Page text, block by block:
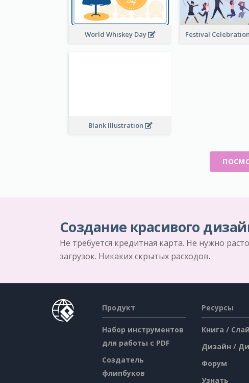
World Whiskey Day
Blank Illustration
Создание красивого
Не требуется кредитная карта. Не нужно
загрузок. Никаких скрытых расходов.
Продукт
Набор инструментов
для работы с PDF
Создатель
флипбуков
Ресурсы
Книга /
Дизайн /
Форум
Узнать